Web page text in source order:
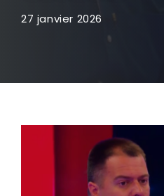
27 janvier 2026